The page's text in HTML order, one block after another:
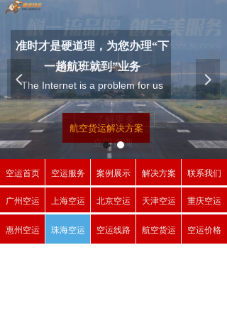
空运首页 空运服务 案例展示 解决方案 联系我们
准时才是硬道理，为您办理“下
一趟航班就到”业务
The Internet is a problem for us
航空货运解决方案
为您提供
“下一趟航班就到“业务加急空运服务
立即咨询
넳 넲
广州空运 上海空运 北京空运 天津空运 重庆空运
惠州空运 珠海空运 空运线路 航空货运 空运价格